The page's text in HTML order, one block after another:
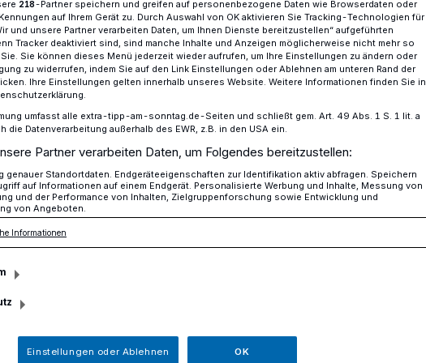
Kitakinder aus Waldniel bei ALDI sammeln
für Kita-Kinder
ist nicht nur ein Slogan bei ALDI. Ab
Waldniel sein Pfand für einen guten
der Bethanien Kindertagesstätte St.
218-Partner speichern und greifen auf personenbezogene Daten wie Browserdaten oder
auf Ihrem Gerät zu. Durch Auswahl von OK aktivieren Sie Tracking-Technologien für
und unsere Partner verarbeiten Daten, um Ihnen Dienste bereitzustellen“ aufgeführten
Tracker deaktiviert sind, sind manche Inhalte und Anzeigen möglicherweise nicht mehr so
Sie können dieses Menü jederzeit wieder aufrufen, um Ihre Einstellungen zu ändern oder
zu widerrufen, indem Sie auf den Link Einstellungen oder Ablehnen am unteren Rand der
Ihre Einstellungen gelten innerhalb unseres Website. Weitere Informationen finden Sie in
umfasst alle extra-tipp-am-sonntag.de-Seiten und schließt gem. Art. 49 Abs. 1 S. 1 lit. a
die Datenverarbeitung außerhalb des EWR, z.B. in den USA ein.
Partner verarbeiten Daten, um Folgendes bereitzustellen:
genauer Standortdaten. Endgeräteeigenschaften zur Identifikation aktiv abfragen. Speichern
auf Informationen auf einem Endgerät. Personalisierte Werbung und Inhalte, Messung von
und der Performance von Inhalten, Zielgruppenforschung sowie Entwicklung und
von Angeboten.
Informationen
Einstellungen oder Ablehnen OK